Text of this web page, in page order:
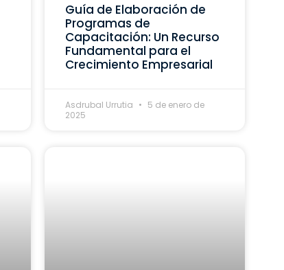
Guía de Elaboración de
Programas de
Capacitación: Un Recurso
Fundamental para el
Crecimiento Empresarial
Asdrubal Urrutia
5 de enero de
2025